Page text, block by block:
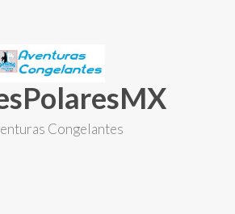
Congelantes